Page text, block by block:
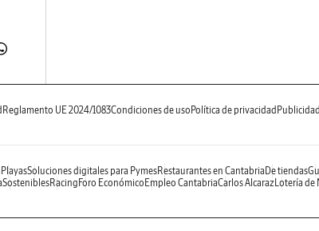
Reglamento UE 2024/1083Condiciones de uso Política de privacidad Publicidad
PlayasSoluciones digitales para PymesRestaurantes en Cantabria De tiendas
SosteniblesRacing Foro Económico Empleo CantabriaCarlos AlcarazLotería de